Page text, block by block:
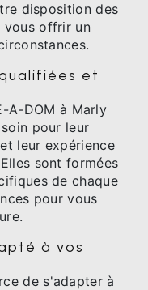
disposition des
vous offrir un
et
A-DOM à Marly
pour leur
leur expérience
sont formées
de chaque
pour vous
à vos
de s'adapter à